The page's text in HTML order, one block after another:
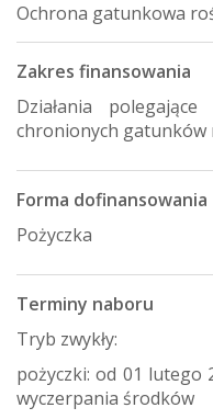
Ochrona gatunkowa
Zakres finansowania
Działania
chronionych gatunków
Forma dofinansowania
Pożyczka
Terminy naboru
Tryb zwykły:
pożyczki: od 01 lutego
wyczerpania środków